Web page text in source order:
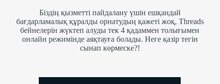
Біздің қызметті пайдалану үшін ешқандай
бағдарламалық құралды орнатудың қажеті жоқ, Threads
бейнелерін жүктеп алуды тек 4 қадаммен толығымен
онлайн режимінде аяқтауға болады. Неге қазір тегін
сынап көрмеске?!